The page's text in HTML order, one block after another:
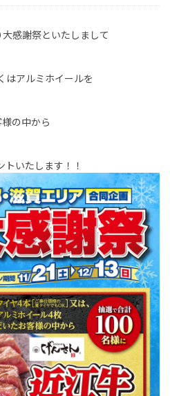
感謝祭といたしまして
はアルミホイールを
の中から
いたします！！